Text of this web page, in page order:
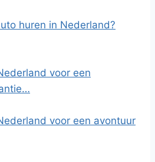
huren in Nederland?
voor een
voor een avontuur